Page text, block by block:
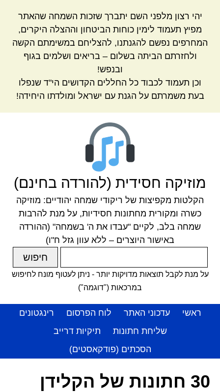
יהי רצון מלפני השם יתברך שזכות השמחה שהאתר
מפיץ תעמוד לימין כוחות הביטחון וההצלה היקרים,
המחרפים נפשם להגנתנו, להצליחם במשימתם הקשה
ולחזרתם הביתה בשלום – בריאים ושלמים בגוף
ובנפש!
וכן תעמוד לכבוד כל החללים הקדושים הי"ד שנפלו
בעת משמרתם על הגנת עם ישראל ומולדתו היחידה!
מוזיקה חסידית (להורדה בחינם)
הקלטות מקפיצות של ריקודי שמחה יהודיים: מוזיקה
כשרה ומקורית מחתונות חסידיות, על מנת להרבות
שמחה בלב, לקיים "עבדו את ה' בשמחה" (ההורדה
באישור היוצרים – ללא עוון גזל ח"ו)
על מנת לקבל תוצאות מדויקות יותר - ניתן לעטוף מונח לחיפוש
במרכאות ("דוגמה")
ראשי עדכוני האתר לוח הפרסום
רינגטונים
שליחת חתונות
תיקיות דרייב
הסכתים (פודקאסטים)
30 חתונות של הקלידן